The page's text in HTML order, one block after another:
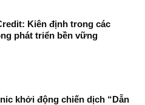
Kiên định trong các
phát triển bền vững
khởi động chiến dịch “Dẫn